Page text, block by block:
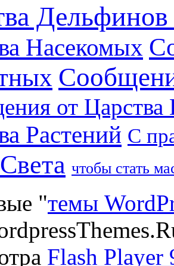
Насекомых
от Царства
Растений С
чтобы стать
"темы
Flash Player